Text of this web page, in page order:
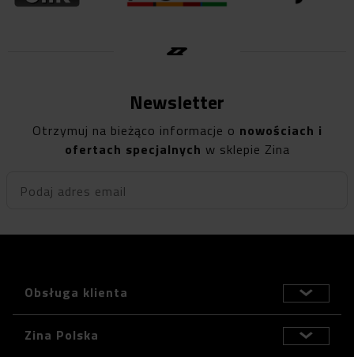
Newsletter
Otrzymuj na bieżąco informacje o nowościach i
ofertach specjalnych w sklepie Zina
Podaj adres email
Obsługa klienta
Zina Polska